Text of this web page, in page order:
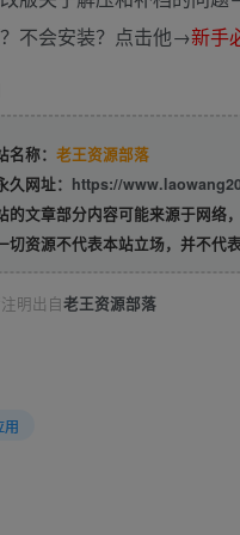
不会安装？点击他→新手
名称： 老王资源部落
久网址： https://
的文章部分内容可能来源于网络
切资源不代表本站立场，并不代
明出自老王资源部落
用